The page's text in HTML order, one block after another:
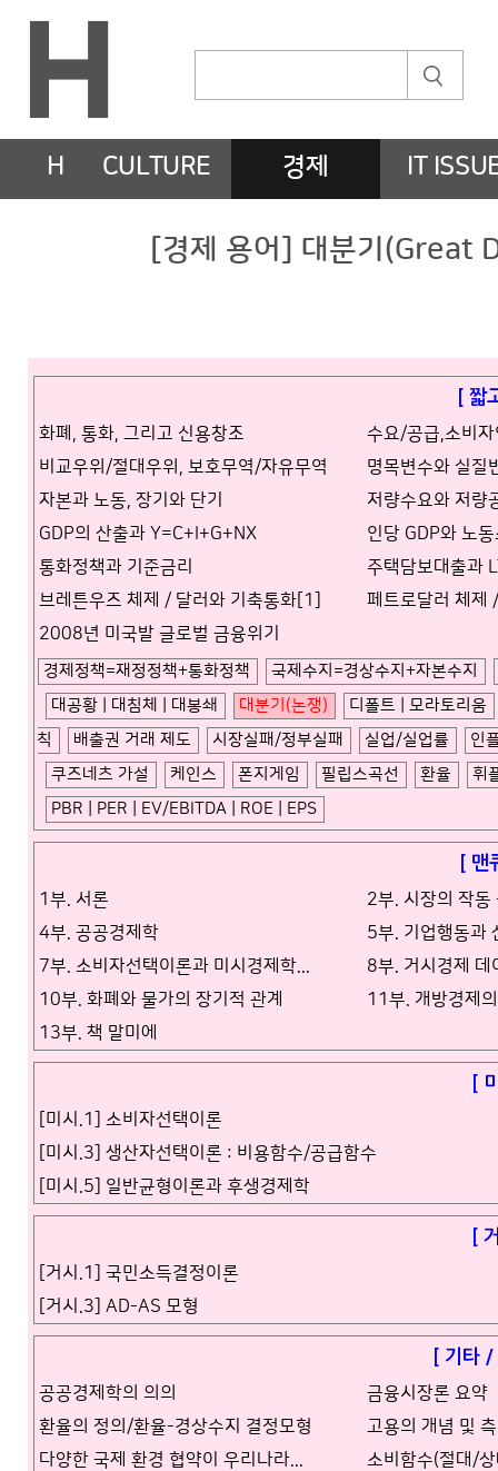
H CULTURE 경제 IT
[경제 용어] 대분기(Great
[ 짧
화폐, 통화, 그리고 신용창조
수요/공급,소비
비교우위/절대우위, 보호무역/자유무역
명목변수와 실질
자본과 노동, 장기와 단기
저량수요와 저량
GDP의 산출과 Y=C+I+G+NX
인당 GDP와 노
통화정책과 기준금리
주택담보대출과
브레튼우즈 체제 / 달러와 기축통화[1]
페트로달러 체제
2008년 미국발 글로벌 금융위기
경제정책=재정정책+통화정책
국제수지=경상수지+자본수지
대공황 | 대침체 | 대봉쇄
대분기(논쟁)
디폴트 | 모라토리움
칙
배출권 거래 제도 시장실패/정부실패 실업/실업률
인
쿠즈네츠 가설
케인스 폰지게임 필립스곡선 환율
휘
PBR | PER | EV/EBITDA | ROE | EPS
[ 맨
1부. 서론
2부. 시장의 작동
4부. 공공경제학
5부. 기업행동과
7부. 소비자선택이론과 미시경제학...
8부. 거시경제 데
10부. 화폐와 물가의 장기적 관계
11부. 개방경제
13부. 책 말미에
[
[미시.1] 소비자선택이론
[미시.3] 생산자선택이론 : 비용함수/공급함수
[미시.5] 일반균형이론과 후생경제학
[
[거시.1] 국민소득결정이론
[거시.3] AD-AS 모형
[ 기타
공공경제학의 의의
금융시장론 요약
환율의 정의/환율-경상수지 결정모형
고용의 개념 및
다양한 국제 환경 협약이 우리나라...
소비함수(절대/